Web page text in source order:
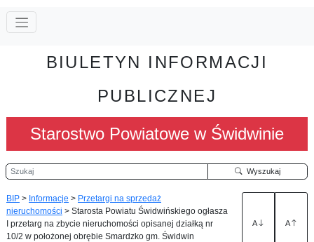
BIULETYN INFORMACJI
PUBLICZNEJ
Starostwo Powiatowe w Świdwinie
Szukaj Wyszukaj
BIP > Informacje > Przetargi na sprzedaż
nieruchomości > Starosta Powiatu Świdwińskiego ogłasza
I przetarg na zbycie nieruchomości opisanej działką nr
10/2 w położonej obrębie Smardzko gm. Świdwin
A A